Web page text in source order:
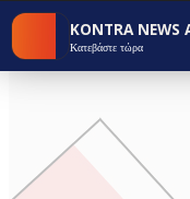
KONTRA NEWS
Κατεβάστε τώρα